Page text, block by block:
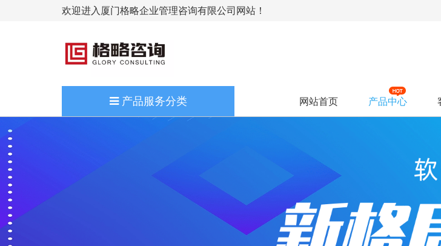
欢迎进入厦门格略企业管理咨询有限公司网站！
产品服务分类 网站首页 产品中心